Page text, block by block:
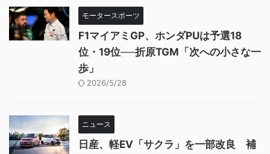
モータースポーツ
F1マイアミGP、ホンダPUは予選18
位・19位──折原TGM「次への小さな一
歩」
2026/5/28
ニュース
日産、軽EV「サクラ」を一部改良 補